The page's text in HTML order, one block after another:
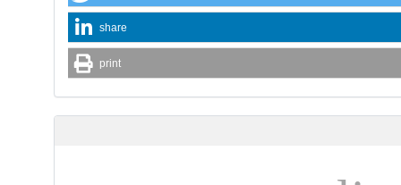
share
print